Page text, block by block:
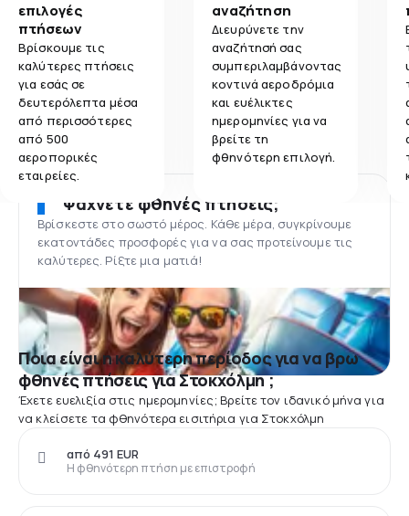
επιλογές
πτήσεων
Βρίσκουμε τις
καλύτερες πτήσεις
για εσάς σε
δευτερόλεπτα μέσα
από περισσότερες
από 500
αεροπορικές
εταιρείες.
αναζήτηση
Διευρύνετε την
αναζήτησή σας
συμπεριλαμβάνοντας
κοντινά αεροδρόμια
και ευέλικτες
ημερομηνίες για να
βρείτε τη
φθηνότερη επιλογή.
Ψάχνετε φθηνές πτήσεις;
Βρίσκεστε στο σωστό μέρος. Κάθε μέρα, συγκρίνουμε
εκατοντάδες προσφορές για να σας προτείνουμε τις
καλύτερες. Ρίξτε μια ματιά!
Ποια είναι η καλύτερη περίοδος για να βρω
φθηνές πτήσεις για Στοκχόλμη ;
Έχετε ευελιξία στις ημερομηνίες; Βρείτε τον ιδανικό μήνα για
να κλείσετε τα φθηνότερα εισιτήρια για Στοκχόλμη
Η φθηνότερη πτήση με επιστροφή
από 491 EUR